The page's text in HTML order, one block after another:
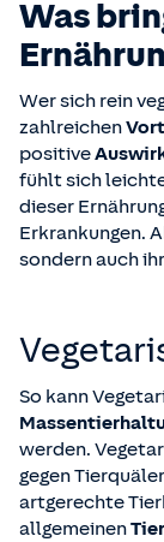
Was
Wer sich rein
zahlreichen
positive
fühlt sich
dieser
Erkrankungen.
sondern auch
So kann
werden.
gegen
artgerechte
allgemeinen